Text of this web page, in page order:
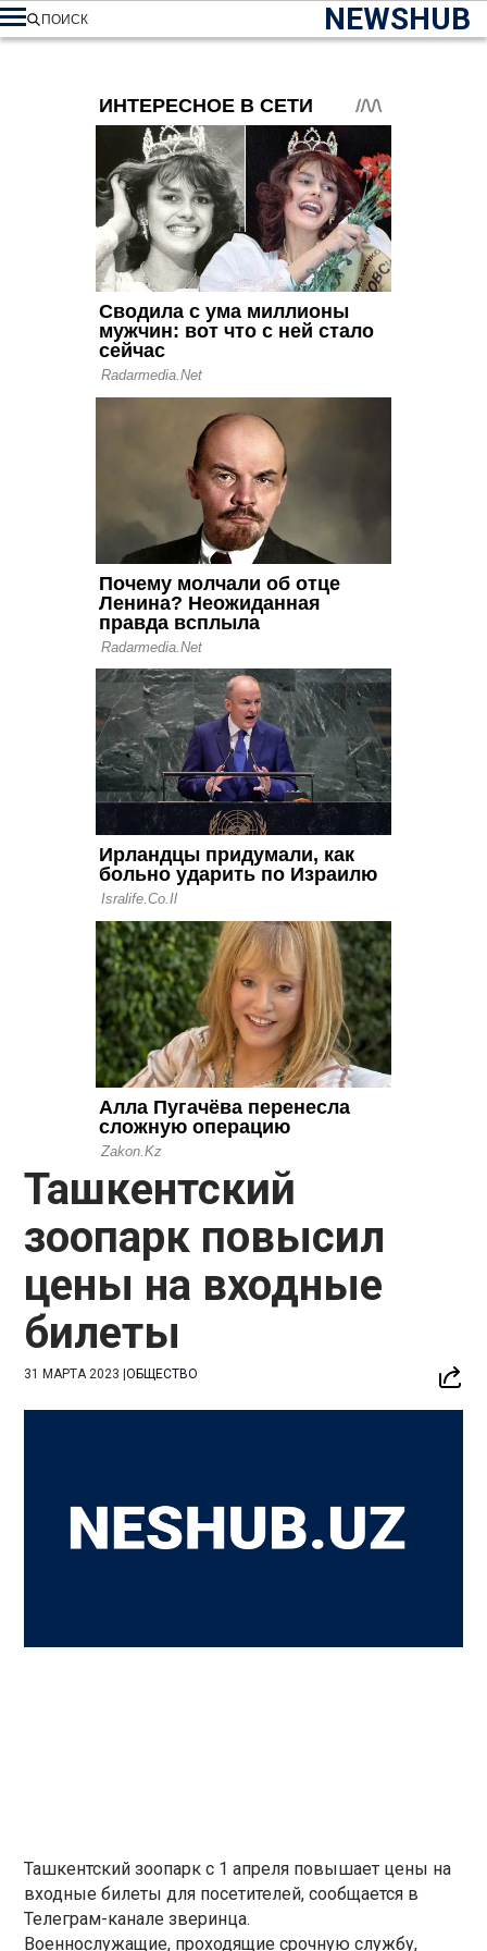
NEWSHUB
ПОИСК
Ташкентский
зоопарк повысил
цены на входные
билеты
31 МАРТА 2023 |ОБЩЕСТВО
Ташкентский зоопарк с 1 апреля повышает цены на
входные билеты для посетителей, сообщается в
Телеграм-канале зверинца.
Военнослужащие, проходящие срочную службу,